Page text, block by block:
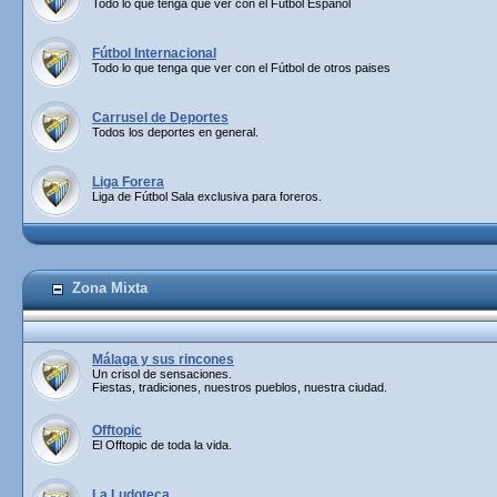
Todo lo que tenga que ver con el Fútbol Español
Fútbol Internacional
Todo lo que tenga que ver con el Fútbol de otros paises
Carrusel de Deportes
Todos los deportes en general.
Liga Forera
Liga de Fútbol Sala exclusiva para foreros.
Zona Mixta
Málaga y sus rincones
Un crisol de sensaciones.
Fiestas, tradiciones, nuestros pueblos, nuestra ciudad.
Offtopic
El Offtopic de toda la vida.